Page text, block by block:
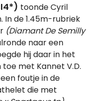
toonde Cyril
In de 1.45m-rubriek
(Diamant De Semilly
naar een
hij daar in het
met Kannet V.D.
foutje in de
die met